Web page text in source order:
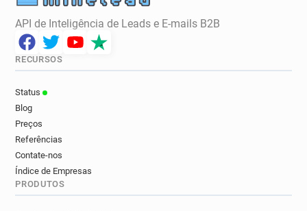
API de Inteligência de Leads e E-mails B2B
RECURSOS
Status
Blog
Preços
Referências
Contate-nos
Índice de Empresas
PRODUTOS